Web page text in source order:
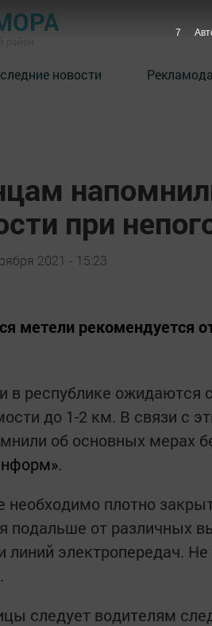
новости
при
2021 - 15:23
метели рекомендуется
в республике ожидаются
до 1-2 км. В связи с
об основных мерах
.
необходимо плотно
подальше от различных
линий электропередач.
следует водителям
6